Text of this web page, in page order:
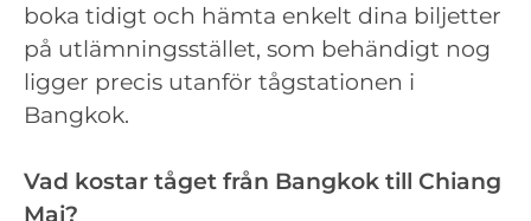
boka tidigt och hämta enkelt dina biljetter
på utlämningsstället, som behändigt nog
ligger precis utanför tågstationen i
Bangkok.
Vad kostar tåget från Bangkok till Chiang
Mai?